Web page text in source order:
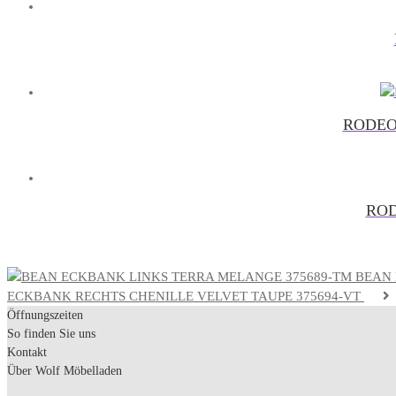
BEAN
ECKBANK RECHTS CHENILLE VELVET TAUPE 375694-VT
Öffnungszeiten
So finden Sie uns
Kontakt
Über Wolf Möbelladen